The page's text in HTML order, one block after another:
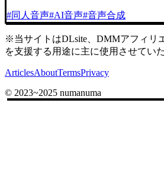
#同人音声#AI音声#音声合成
※当サイトはDLsite、DMMアフィリ
を支援する用途に主に使用させてい
ArticlesAboutTermsPrivacy
© 2023~2025 numanuma